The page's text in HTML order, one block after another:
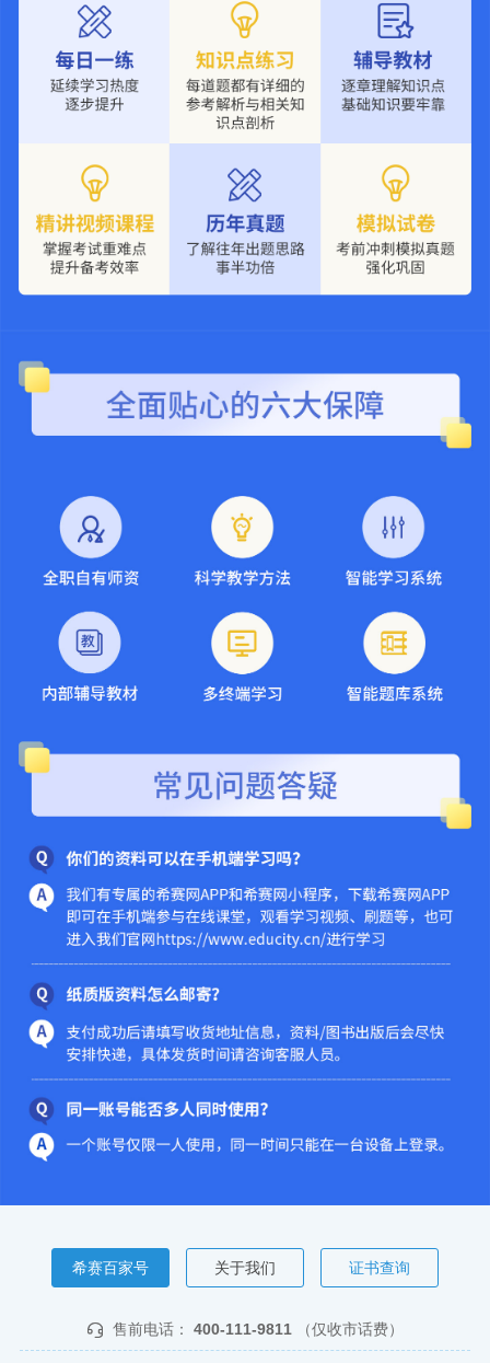
希赛百家号 关于我们 证书查询
售前电话： 400-111-9811 （仅收市话费）